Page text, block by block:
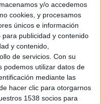
y/o accedemos
cookies, y procesamos
únicos e información
publicidad y contenido
y contenido,
de servicios. Con su
podemos utilizar datos de
mediante las
hacer clic para otorgarnos
1538 socios para
d'aquest dimecres
més d'un de que
de demòcrates que
d'avenir a
ha comentat en